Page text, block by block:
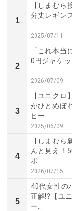
1
【しまむら
分丈レギン
2025/07/11
2
「これ本当
0円ジャケッ
2026/07/09
3
【ユニクロ
がひとめぼ
ピー...
2025/06/09
4
【しまむら
んと見え！
ポ...
2026/07/15
5
40代女性の
正解!?【ユ
ー...